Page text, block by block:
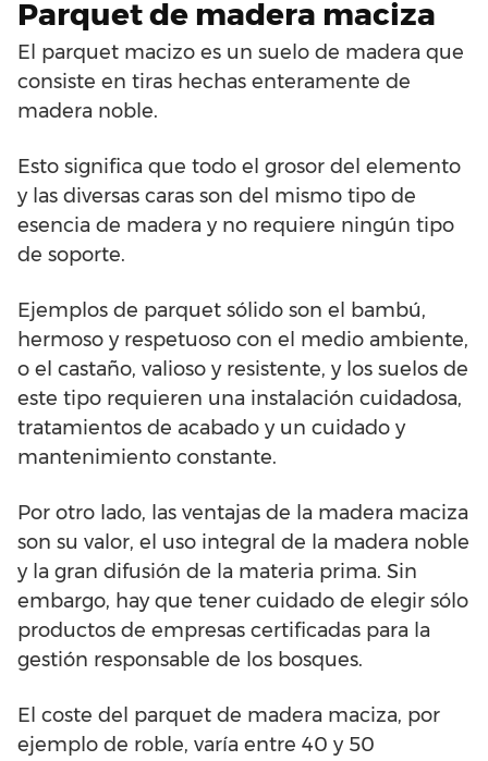
Parquet de madera maciza
El parquet macizo es un suelo de madera que
consiste en tiras hechas enteramente de
madera noble.
Esto significa que todo el grosor del elemento
y las diversas caras son del mismo tipo de
esencia de madera y no requiere ningún tipo
de soporte.
Ejemplos de parquet sólido son el bambú,
hermoso y respetuoso con el medio ambiente,
o el castaño, valioso y resistente, y los suelos de
este tipo requieren una instalación cuidadosa,
tratamientos de acabado y un cuidado y
mantenimiento constante.
Por otro lado, las ventajas de la madera maciza
son su valor, el uso integral de la madera noble
y la gran difusión de la materia prima. Sin
embargo, hay que tener cuidado de elegir sólo
productos de empresas certificadas para la
gestión responsable de los bosques.
El coste del parquet de madera maciza, por
ejemplo de roble, varía entre 40 y 50